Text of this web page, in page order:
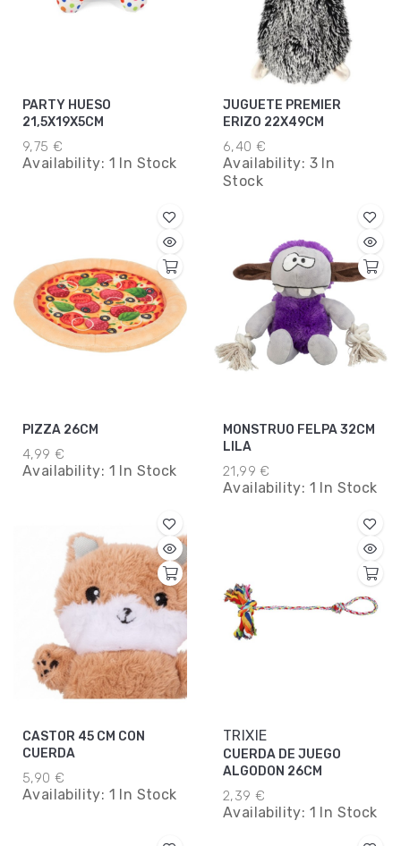
PARTY HUESO
21,5X19X5CM
9,75 €
Availability: 1 In Stock
JUGUETE PREMIER
ERIZO 22X49CM
6,40 €
Availability: 3 In
Stock
PIZZA 26CM
4,99 €
Availability: 1 In Stock
MONSTRUO FELPA 32CM
LILA
21,99 €
Availability: 1 In Stock
CASTOR 45 CM CON
CUERDA
5,90 €
Availability: 1 In Stock
TRIXIE
CUERDA DE JUEGO
ALGODON 26CM
2,39 €
Availability: 1 In Stock